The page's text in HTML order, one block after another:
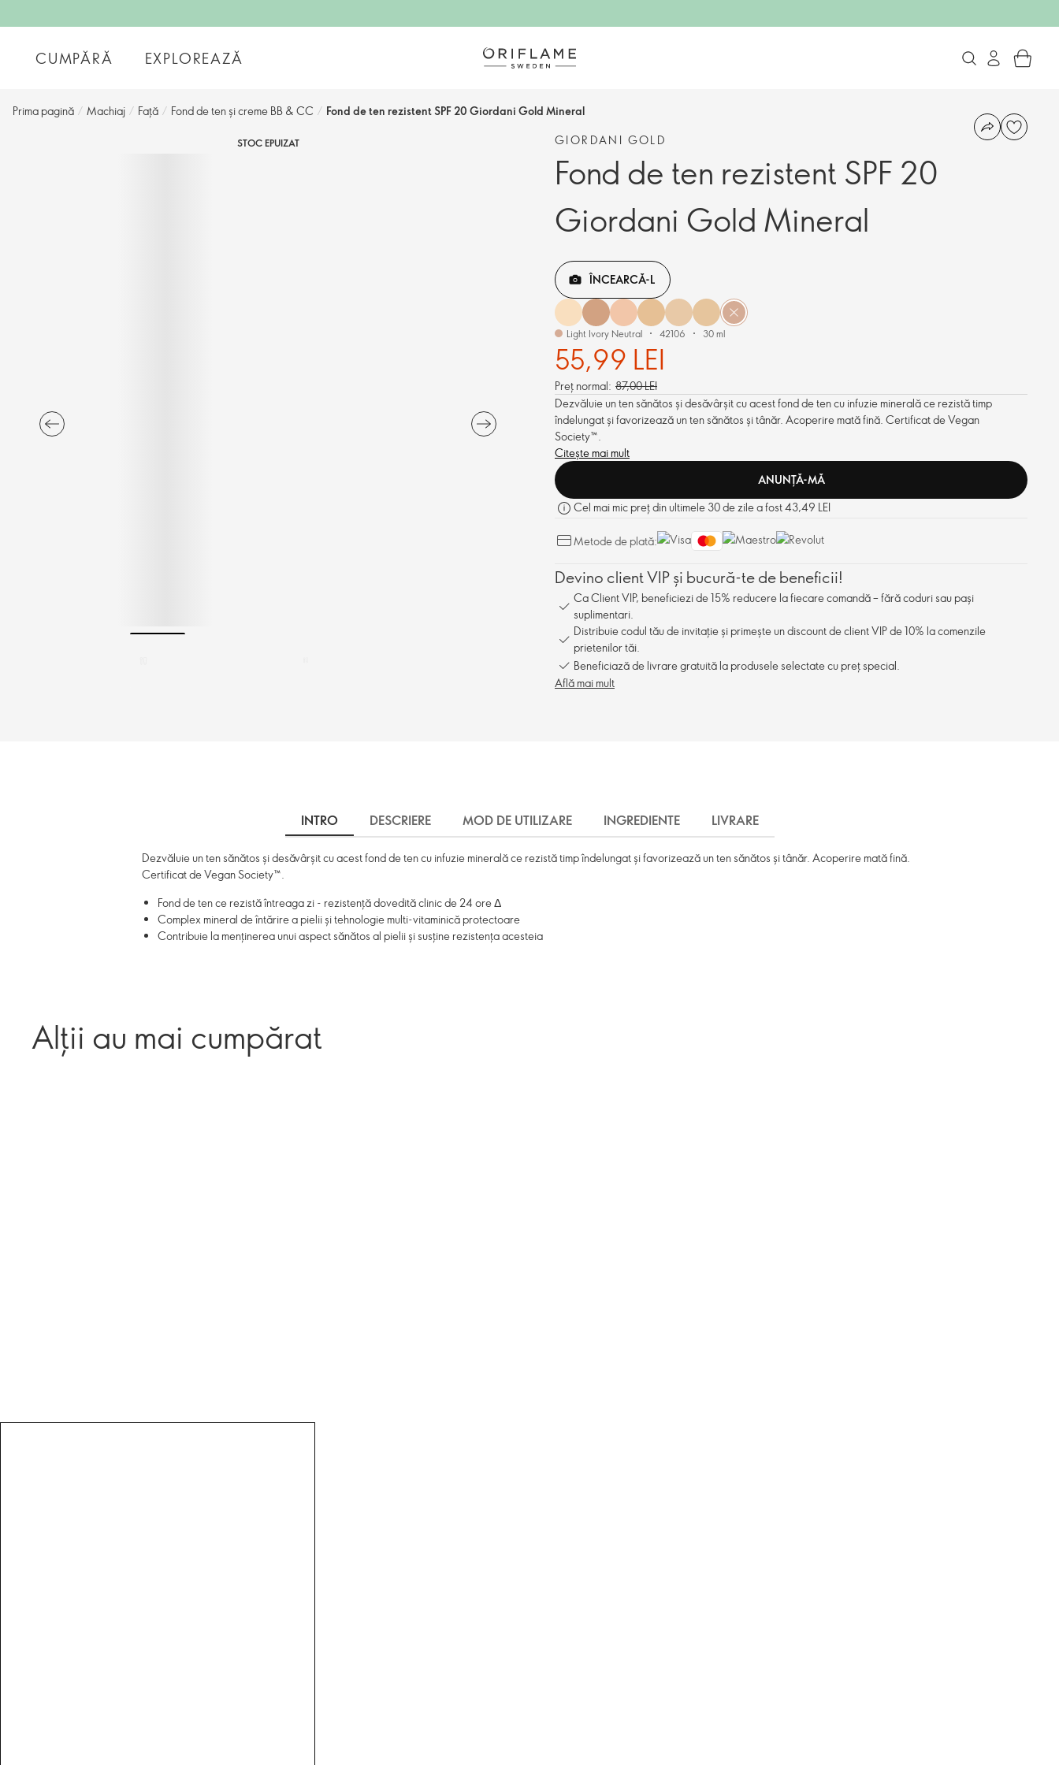
CUMPĂRĂ EXPLOREAZĂ
Prima pagină / Machiaj / Față / Fond de ten și creme BB & CC / Fond de ten rezistent SPF 20 Giordani Gold Mineral
STOC EPUIZAT GIORDANI GOLD
Fond de ten rezistent SPF 20
Giordani Gold Mineral
ÎNCEARCĂ-L
Light Ivory Neutral 42106 30 ml
55,99 LEI
Preț normal: 87,00 LEI
Dezvăluie un ten sănătos și desăvârșit cu acest fond de ten cu infuzie minerală ce rezistă timp
îndelungat și favorizează un ten sănătos și tânăr. Acoperire mată fină. Certificat de Vegan
Society™.
Citește mai mult
ANUNȚĂ-MĂ
Cel mai mic preț din ultimele 30 de zile a fost 43,49 LEI
Metode de plată:
Devino client VIP și bucură-te de beneficii!
Ca Client VIP, beneficiezi de 15% reducere la fiecare comandă – fără coduri sau pași
suplimentari.
Distribuie codul tău de invitație și primește un discount de client VIP de 10% la comenzile
prietenilor tăi.
Beneficiază de livrare gratuită la produsele selectate cu preț special.
Află mai mult
INTRO DESCRIERE MOD DE UTILIZARE INGREDIENTE LIVRARE
Dezvăluie un ten sănătos și desăvârșit cu acest fond de ten cu infuzie minerală ce rezistă timp îndelungat și favorizează un ten sănătos și tânăr. Acoperire mată fină.
Certificat de Vegan Society™.
Fond de ten ce rezistă întreaga zi - rezistență dovedită clinic de 24 ore Δ
Complex mineral de întărire a pielii și tehnologie multi-vitaminică protectoare
Contribuie la menținerea unui aspect sănătos al pielii și susține rezistența acesteia
Alții au mai cumpărat